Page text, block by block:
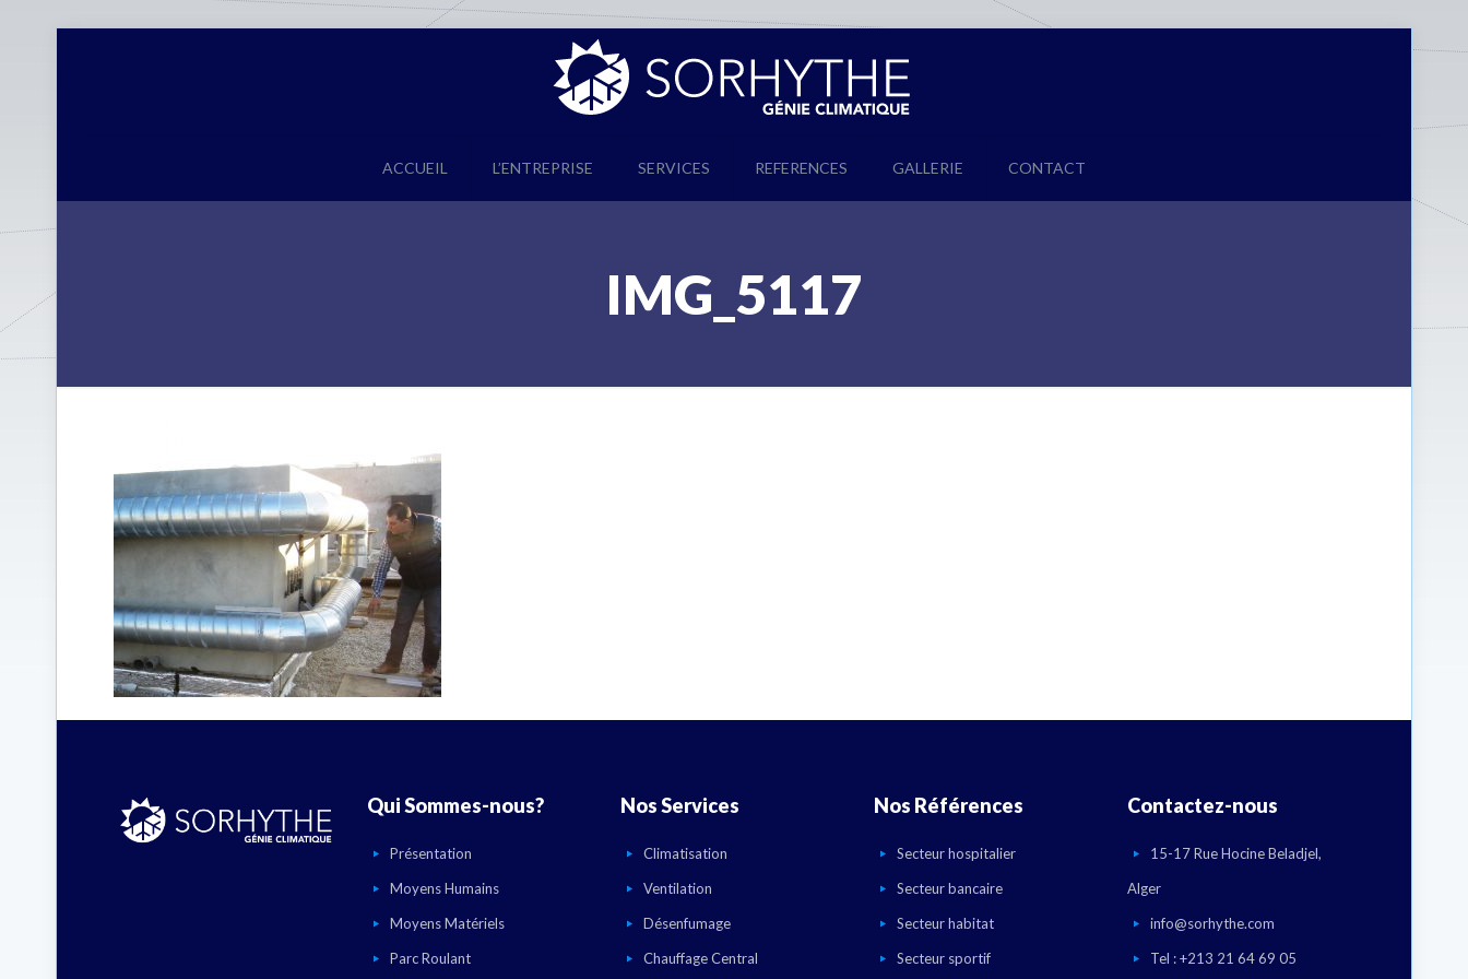
ACCUEIL L’ENTREPRISE SERVICES REFERENCES GALLERIE CONTACT
IMG_5117
Qui Sommes-nous?
Présentation
Moyens Humains
Moyens Matériels
Parc Roulant
Nos Services
Climatisation
Ventilation
Désenfumage
Chauffage Central
Nos Références
Secteur hospitalier
Secteur bancaire
Secteur habitat
Secteur sportif
Contactez-nous
15-17 Rue Hocine Beladjel,
Alger
info@sorhythe.com
Tel : +213 21 64 69 05